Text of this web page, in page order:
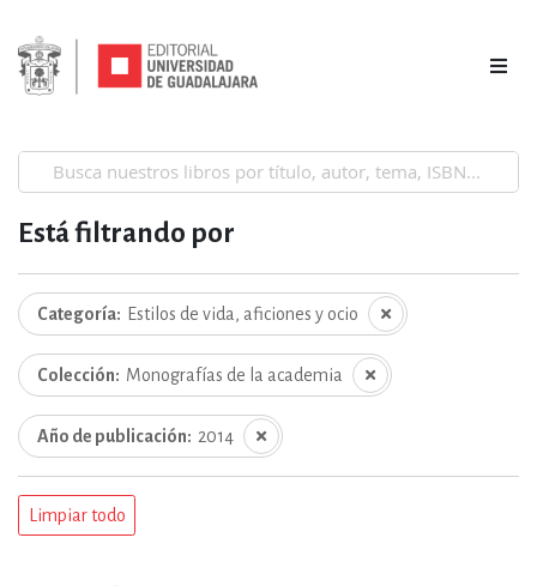
Está filtrando por
Categoría Estilos de vida, aficiones y ocio
Colección Monografías de la academia
Año de publicación 2014
Limpiar todo